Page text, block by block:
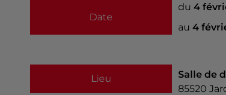
Date
du4
au4
Lieu
Salle de
85520